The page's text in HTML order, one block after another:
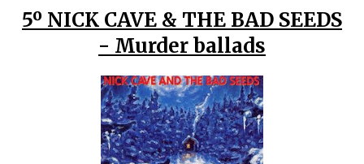
5º NICK CAVE & THE BAD SEEDS
- Murder ballads